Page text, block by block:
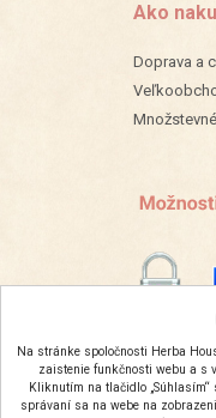
Na stránke spoločnosti Herba
zaistenie funkčnosti webu a s
Kliknutím na tlačidlo
správaní sa na webe na
Ako
Doprava a